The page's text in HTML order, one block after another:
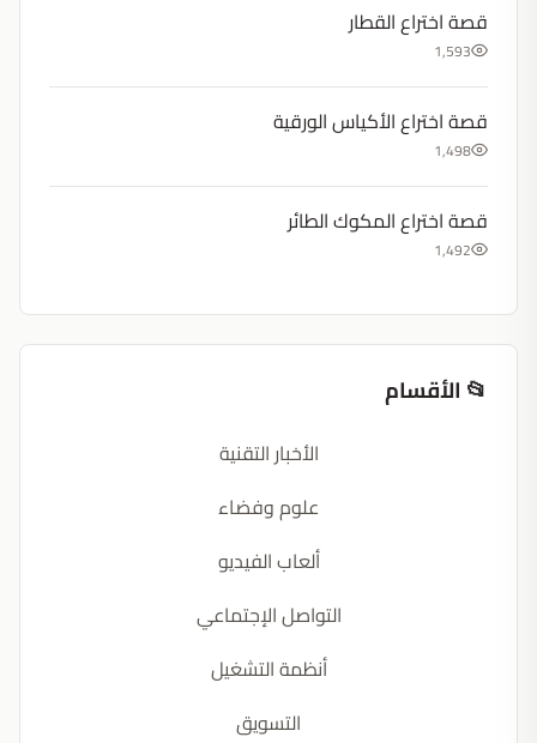
قصة اختراع القطار
1,593
قصة اختراع الأكياس الورقية
1,498
قصة اختراع المكوك الطائر
1,492
📂 الأقسام
الأخبار التقنية
علوم وفضاء
ألعاب الفيديو
التواصل الإجتماعي
أنظمة التشغيل
التسويق